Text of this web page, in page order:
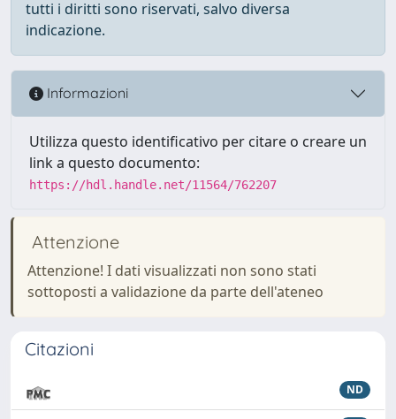
tutti i diritti sono riservati, salvo diversa
indicazione.
Informazioni
Utilizza questo identificativo per citare o creare un
link a questo documento:
https://hdl.handle.net/11564/762207
Attenzione
Attenzione! I dati visualizzati non sono stati
sottoposti a validazione da parte dell'ateneo
Citazioni
ND